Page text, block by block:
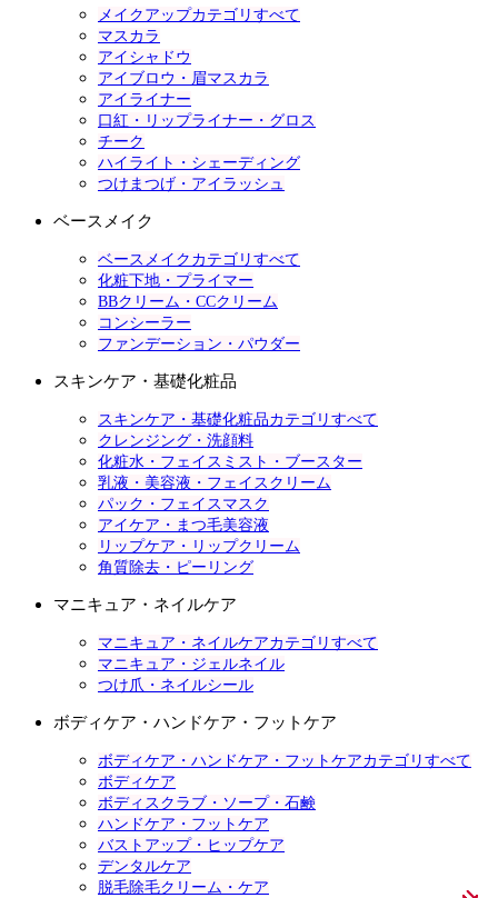
メイクアップカテゴリすべて
マスカラ
アイシャドウ
アイブロウ・眉マスカラ
アイライナー
口紅・リップライナー・グロス
チーク
ハイライト・シェーディング
つけまつげ・アイラッシュ
ベースメイク
ベースメイクカテゴリすべて
化粧下地・プライマー
BBクリーム・CCクリーム
コンシーラー
ファンデーション・パウダー
スキンケア・基礎化粧品
スキンケア・基礎化粧品カテゴリすべて
クレンジング・洗顔料
化粧水・フェイスミスト・ブースター
乳液・美容液・フェイスクリーム
パック・フェイスマスク
アイケア・まつ毛美容液
リップケア・リップクリーム
角質除去・ピーリング
マニキュア・ネイルケア
マニキュア・ネイルケアカテゴリすべて
マニキュア・ジェルネイル
つけ爪・ネイルシール
ボディケア・ハンドケア・フットケア
ボディケア・ハンドケア・フットケアカテゴリすべて
ボディケア
ボディスクラブ・ソープ・石鹸
ハンドケア・フットケア
バストアップ・ヒップケア
デンタルケア
脱毛除毛クリーム・ケア